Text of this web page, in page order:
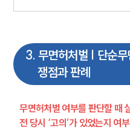
3. 무면허처벌 | 단순
쟁점과 판례
무면허처벌 여부를 판단할 때
전 당시 ‘고의’가 있었는지 여